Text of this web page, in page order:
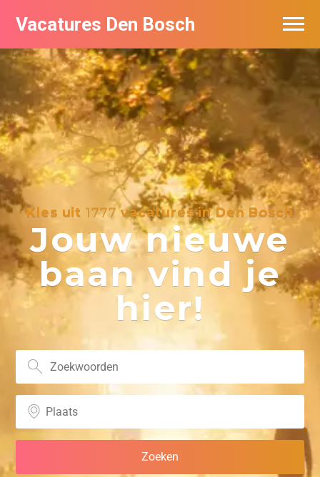
Vacatures Den Bosch
Kies uit1777vacatures in Den Bosch
Jouw nieuwe
baan vind je
hier!
Vacatures per bedrijf in Den Bosch
De populairste vacatures in Den Bosch